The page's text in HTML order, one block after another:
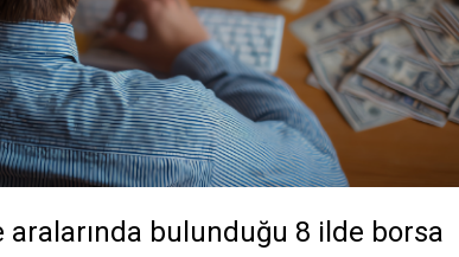
bulunduğu 8 ilde borsa